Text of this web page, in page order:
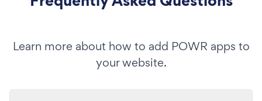
Learn more about how to add POWR apps to
your website.